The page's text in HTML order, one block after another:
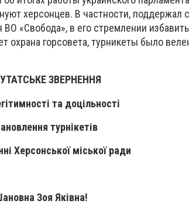
херсонцев. В частности, поддержал
«Свобода», в его стремлении
охрана горсовета, турникеты было
ЗВЕРНЕННЯ
та доцільності
турнікетів
Херсонської міської ради
Зоя Яківна!